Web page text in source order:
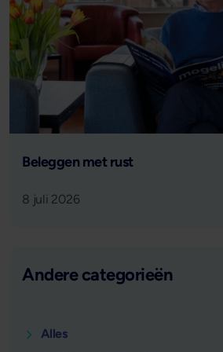
Lees verder
Beleggen met rust
8 juli 2026
Andere categorieën
Alles